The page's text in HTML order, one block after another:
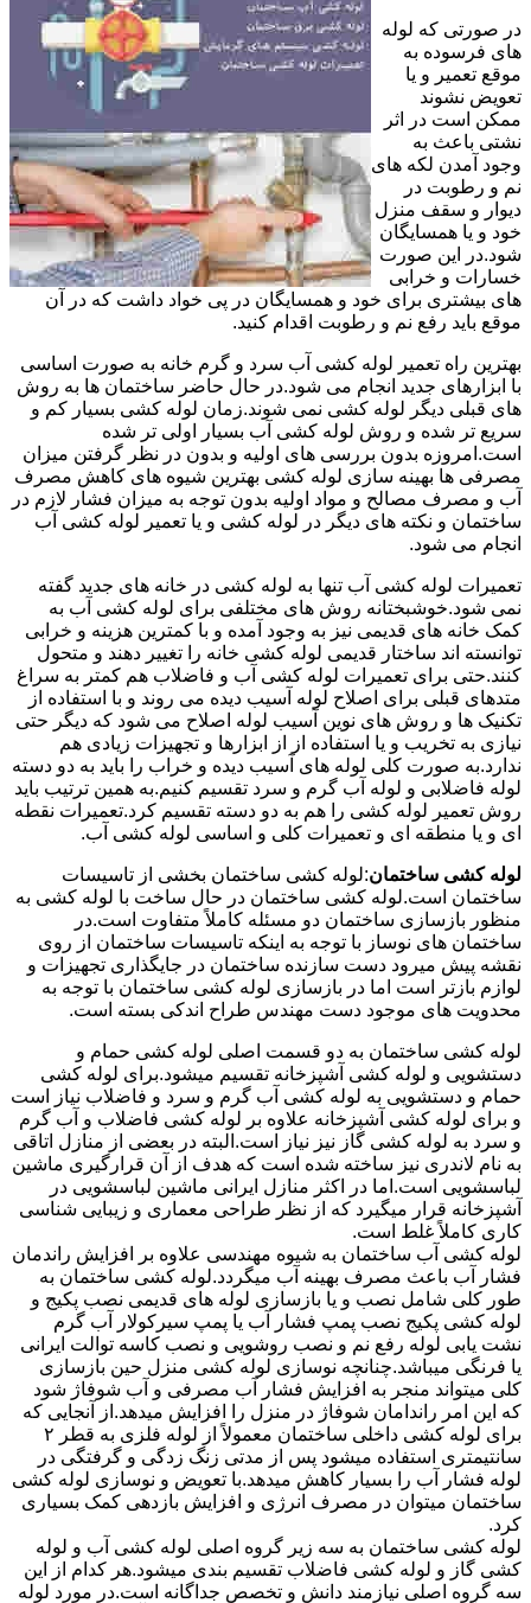
در صورتی که لوله
های فرسوده به
موقع تعمیر و یا
تعویض نشوند
ممکن است در اثر
نشتی باعث به
وجود آمدن لکه های
نم و رطوبت در
دیوار و سقف منزل
خود و یا همسایگان
شود.در این صورت
خسارات و خرابی
های بیشتری برای خود و همسایگان در پی خواد داشت که در آن
موقع باید رفع نم و رطوبت اقدام کنید.
بهترین راه تعمیر لوله کشی آب سرد و گرم خانه به صورت اساسی
با ابزارهای جدید انجام می شود.در حال حاضر ساختمان ها به روش
های قبلی دیگر لوله کشی نمی شوند.زمان لوله کشی بسیار کم و
سریع تر شده و روش لوله کشی آب بسیار اولی تر شده
است.امروزه بدون بررسی های اولیه و بدون در نظر گرفتن میزان
مصرفی ها بهینه سازی لوله کشی بهترین شیوه های کاهش مصرف
آب و مصرف مصالح و مواد اولیه بدون توجه به میزان فشار لازم در
ساختمان و نکته های دیگر در لوله کشی و یا تعمیر لوله کشی آب
انجام می شود.
تعمیرات لوله کشی آب تنها به لوله کشی در خانه های جدید گفته
نمی شود.خوشبختانه روش های مختلفی برای لوله کشی آب به
کمک خانه های قدیمی نیز به وجود آمده و با کمترین هزینه و خرابی
توانسته اند ساختار قدیمی لوله کشی خانه را تغییر دهند و متحول
کنند.حتی برای تعمیرات لوله کشی آب و فاضلاب هم کمتر به سراغ
متدهای قبلی برای اصلاح لوله آسیب دیده می روند و با استفاده از
تکنیک ها و روش های نوین آسیب لوله اصلاح می شود که دیگر حتی
نیازی به تخریب و یا استفاده از از ابزارها و تجهیزات زیادی هم
ندارد.به صورت کلی لوله های آسیب دیده و خراب را باید به دو دسته
لوله فاضلابی و لوله آب گرم و سرد تقسیم کنیم.به همین ترتیب باید
روش تعمیر لوله کشی را هم به دو دسته تقسیم کرد.تعمیرات نقطه
ای و یا منطقه ای و تعمیرات کلی و اساسی لوله کشی آب.
لوله کشی ساختمان:لوله کشی ساختمان بخشی از تاسیسات
ساختمان است.لوله کشی ساختمان در حال ساخت با لوله کشی به
منظور بازسازی ساختمان دو مسئله کاملاً متفاوت است.در
ساختمان های نوساز با توجه به اینکه تاسیسات ساختمان از روی
نقشه پیش میرود دست سازنده ساختمان در جایگذاری تجهیزات و
لوازم بازتر است اما در بازسازی لوله کشی ساختمان با توجه به
محدویت های موجود دست مهندس طراح اندکی بسته است.
لوله کشی ساختمان به دو قسمت اصلی لوله کشی حمام و
دستشویی و لوله کشی آشپزخانه تقسیم میشود.برای لوله کشی
حمام و دستشویی به لوله کشی آب گرم و سرد و فاضلاب نیاز است
و برای لوله کشی آشپزخانه علاوه بر لوله کشی فاضلاب و آب گرم
و سرد به لوله کشی گاز نیز نیاز است.البته در بعضی از منازل اتاقی
به نام لاندری نیز ساخته شده است که هدف از آن قرارگیری ماشین
لباسشویی است.اما در اکثر منازل ایرانی ماشین لباسشویی در
آشپزخانه قرار میگیرد که از نظر طراحی معماری و زیبایی شناسی
کاری کاملاً غلط است.
لوله کشی آب ساختمان به شیوه مهندسی علاوه بر افزایش راندمان
فشار آب باعث مصرف بهینه آب میگردد.لوله کشی ساختمان به
طور کلی شامل نصب و یا بازسازی لوله های قدیمی نصب پکیج و
لوله کشی پکیج نصب پمپ فشار آب یا پمپ سیرکولار آب گرم
نشت یابی لوله رفع نم و نصب روشویی و نصب کاسه توالت ایرانی
یا فرنگی میباشد.چنانچه نوسازی لوله کشی منزل حین بازسازی
کلی میتواند منجر به افزایش فشار آب مصرفی و آب شوفاژ شود
که این امر راندامان شوفاژ در منزل را افزایش میدهد.از آنجایی که
برای لوله کشی داخلی ساختمان معمولاً از لوله فلزی به قطر ۲
سانتیمتری استفاده میشود پس از مدتی زنگ زدگی و گرفتگی در
لوله فشار آب را بسیار کاهش میدهد.با تعویض و نوسازی لوله کشی
ساختمان میتوان در مصرف انرژی و افزایش بازدهی کمک بسیاری
کرد.
لوله کشی ساختمان به سه زیر گروه اصلی لوله کشی آب و لوله
کشی گاز و لوله کشی فاضلاب تقسیم بندی میشود.هر کدام از این
سه گروه اصلی نیازمند دانش و تخصص جداگانه است.در مورد لوله